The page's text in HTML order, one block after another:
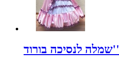
שמלה לנסיכה בורוד''